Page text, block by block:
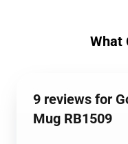
What
9 reviews for
Mug RB1509